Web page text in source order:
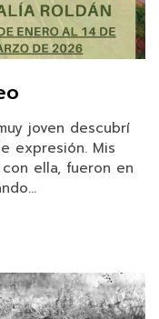
joven descubrí
expresión. Mis
ella, fueron en